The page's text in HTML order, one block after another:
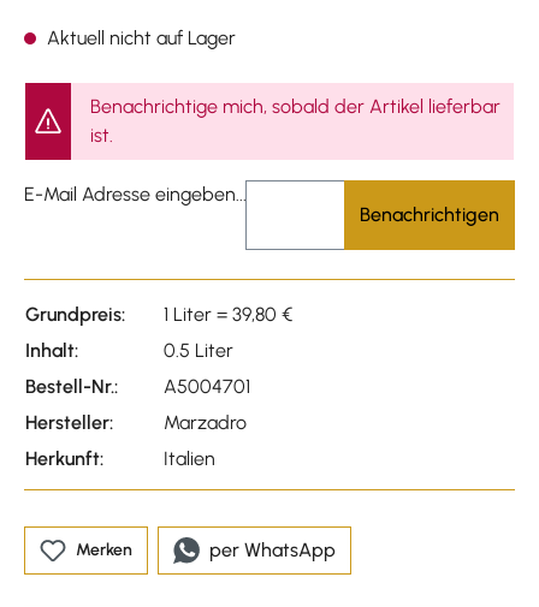
Aktuell nicht auf Lager
Benachrichtige mich, sobald der Artikel lieferbar
ist.
E-Mail Adresse eingeben...
Benachrichtigen
Grundpreis:
1 Liter = 39,80 €
Inhalt:
0.5 Liter
Bestell-Nr.:
A5004701
Hersteller:
Marzadro
Herkunft:
Italien
Merken per WhatsApp